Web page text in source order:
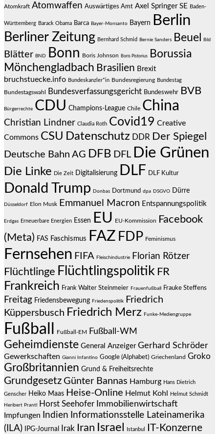
Atomkraft Atomwaffen Auswärtiges Amt Axel Springer SE Baden-
Württemberg Barack Obama Barca Bayer-Monsanto Bayern Berlin
Berliner Zeitung Bernhard Schmid Bernie Sanders Beuel Bild
Blätter BND Bonn Boris Johnson Boris Pistorius
Borussia
Mönchengladbach Brasilien Brexit
bruchstuecke.info Bundeskanzler*in Bundesregierung Bundestag
Bundestagswahl Bundesverfassungsgericht Bundeswehr BVB
Bürgerrechte CDU Champions-League Chile China
Christian Lindner Claudia Roth Covid19 Creative
Commons CSU Datenschutz DDR Der Spiegel
Deutsche Bahn AG DFB DFL Die Grünen
Die Linke Die Zeit Digitalisierung DLF DLF Kultur
Donald Trump Donbas Dortmund dpa DSGVO Dürre
Düsseldorf Elon Musk Emmanuel Macron Entspannungspolitik
Erdgas Erneuerbare Energien Essen EU EU-Kommission
Facebook
(Meta) FAS Faschismus FAZ FDP Feminismus
Fernsehen FIFA Fleischindustrie Florian Rötzer
Flüchtlinge Flüchtlingspolitik FR
Frankreich Frank Walter Steinmeier Frauenfußball Frauke Steffens
Freitag Friedensbewegung Friedenspolitik
Friedrich
Küppersbusch Friedrich Merz Funke-Mediengruppe
Fußball Fußball-EM Fußball-WM
Geheimdienste General Anzeiger Gerhard Schröder
Gewerkschaften Gianni Infantino Google (Alphabet) Griechenland Groko
Großbritannien Grund & Freiheitsrechte
Grundgesetz Günter Bannas Hamburg Hans Dietrich
Genscher Heiko Maas Heise-Online Helmut Kohl Helmut Schmidt
Heribert Prantl Horst Seehofer Immobilienwirtschaft
Impfungen Indien Informationsstelle Lateinamerika
(ILA)
IPG-Journal Irak Iran Israel Istanbul IT-Konzerne